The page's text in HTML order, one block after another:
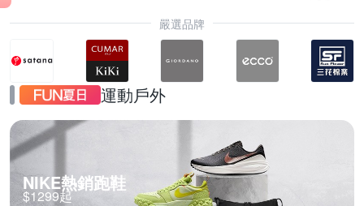
嚴選品牌
運動戶外
NIKE熱銷跑鞋
$1299起